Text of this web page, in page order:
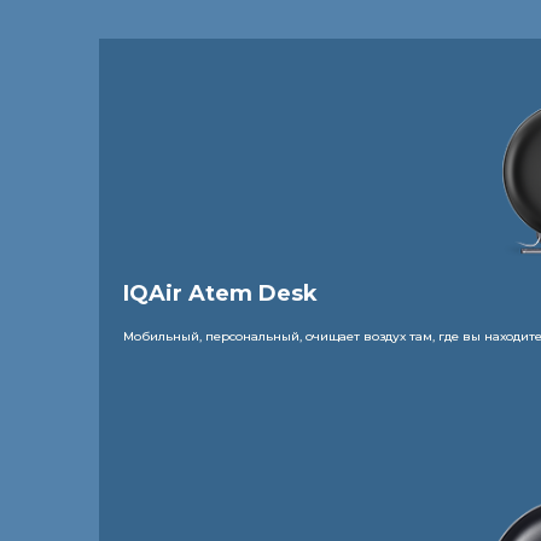
IQAir Atem Desk
Мобильный, персональный, очищает воздух там, где вы